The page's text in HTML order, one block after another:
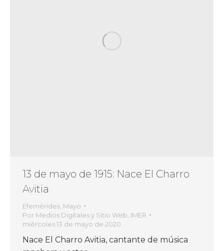
13 de mayo de 1915: Nace El Charro
Avitia
Efemérides, Mayo
Por Medios Digitales y Sitio Web, IMER
miércoles 13 de mayo de 2020
Nace El Charro Avitia, cantante de música